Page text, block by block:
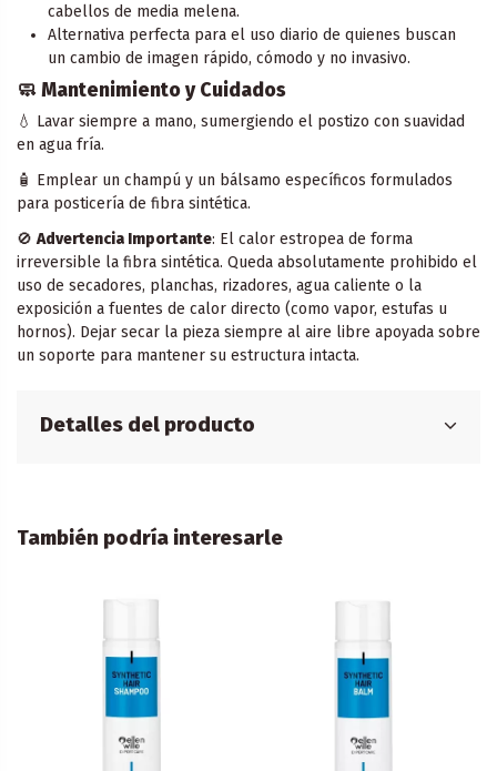
cabellos de media melena.
Alternativa perfecta para el uso diario de quienes buscan
un cambio de imagen rápido, cómodo y no invasivo.
🧼Mantenimiento y Cuidados
💧 Lavar siempre a mano, sumergiendo el postizo con suavidad
en agua fría.
🧴 Emplear un champú y un bálsamo específicos formulados
para posticería de fibra sintética.
🚫Advertencia Importante: El calor estropea de forma
irreversible la fibra sintética. Queda absolutamente prohibido el
uso de secadores, planchas, rizadores, agua caliente o la
exposición a fuentes de calor directo (como vapor, estufas u
hornos). Dejar secar la pieza siempre al aire libre apoyada sobre
un soporte para mantener su estructura intacta.
Detalles del producto
También podría interesarle